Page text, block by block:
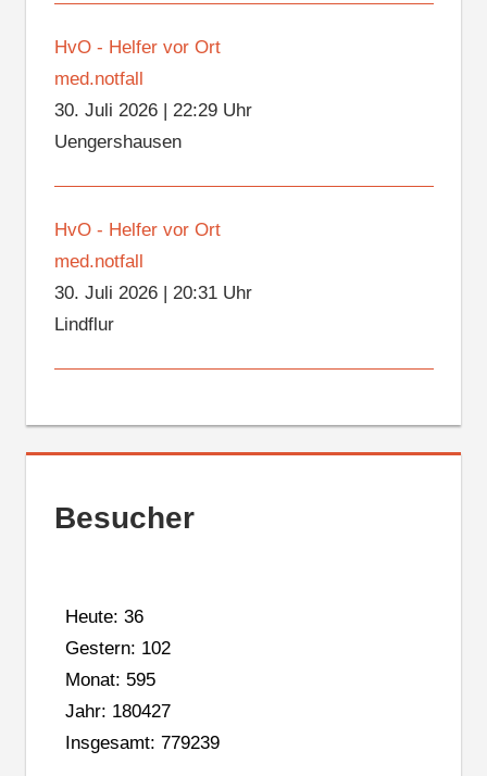
HvO - Helfer vor Ort
med.notfall
30. Juli 2026| 22:29 Uhr
Uengershausen
HvO - Helfer vor Ort
med.notfall
30. Juli 2026| 20:31 Uhr
Lindflur
Besucher
Heute: 36
Gestern: 102
Monat: 595
Jahr: 180427
Insgesamt: 779239